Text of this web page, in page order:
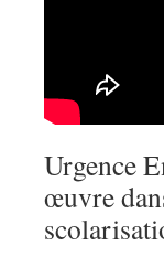
Urgence
œuvre